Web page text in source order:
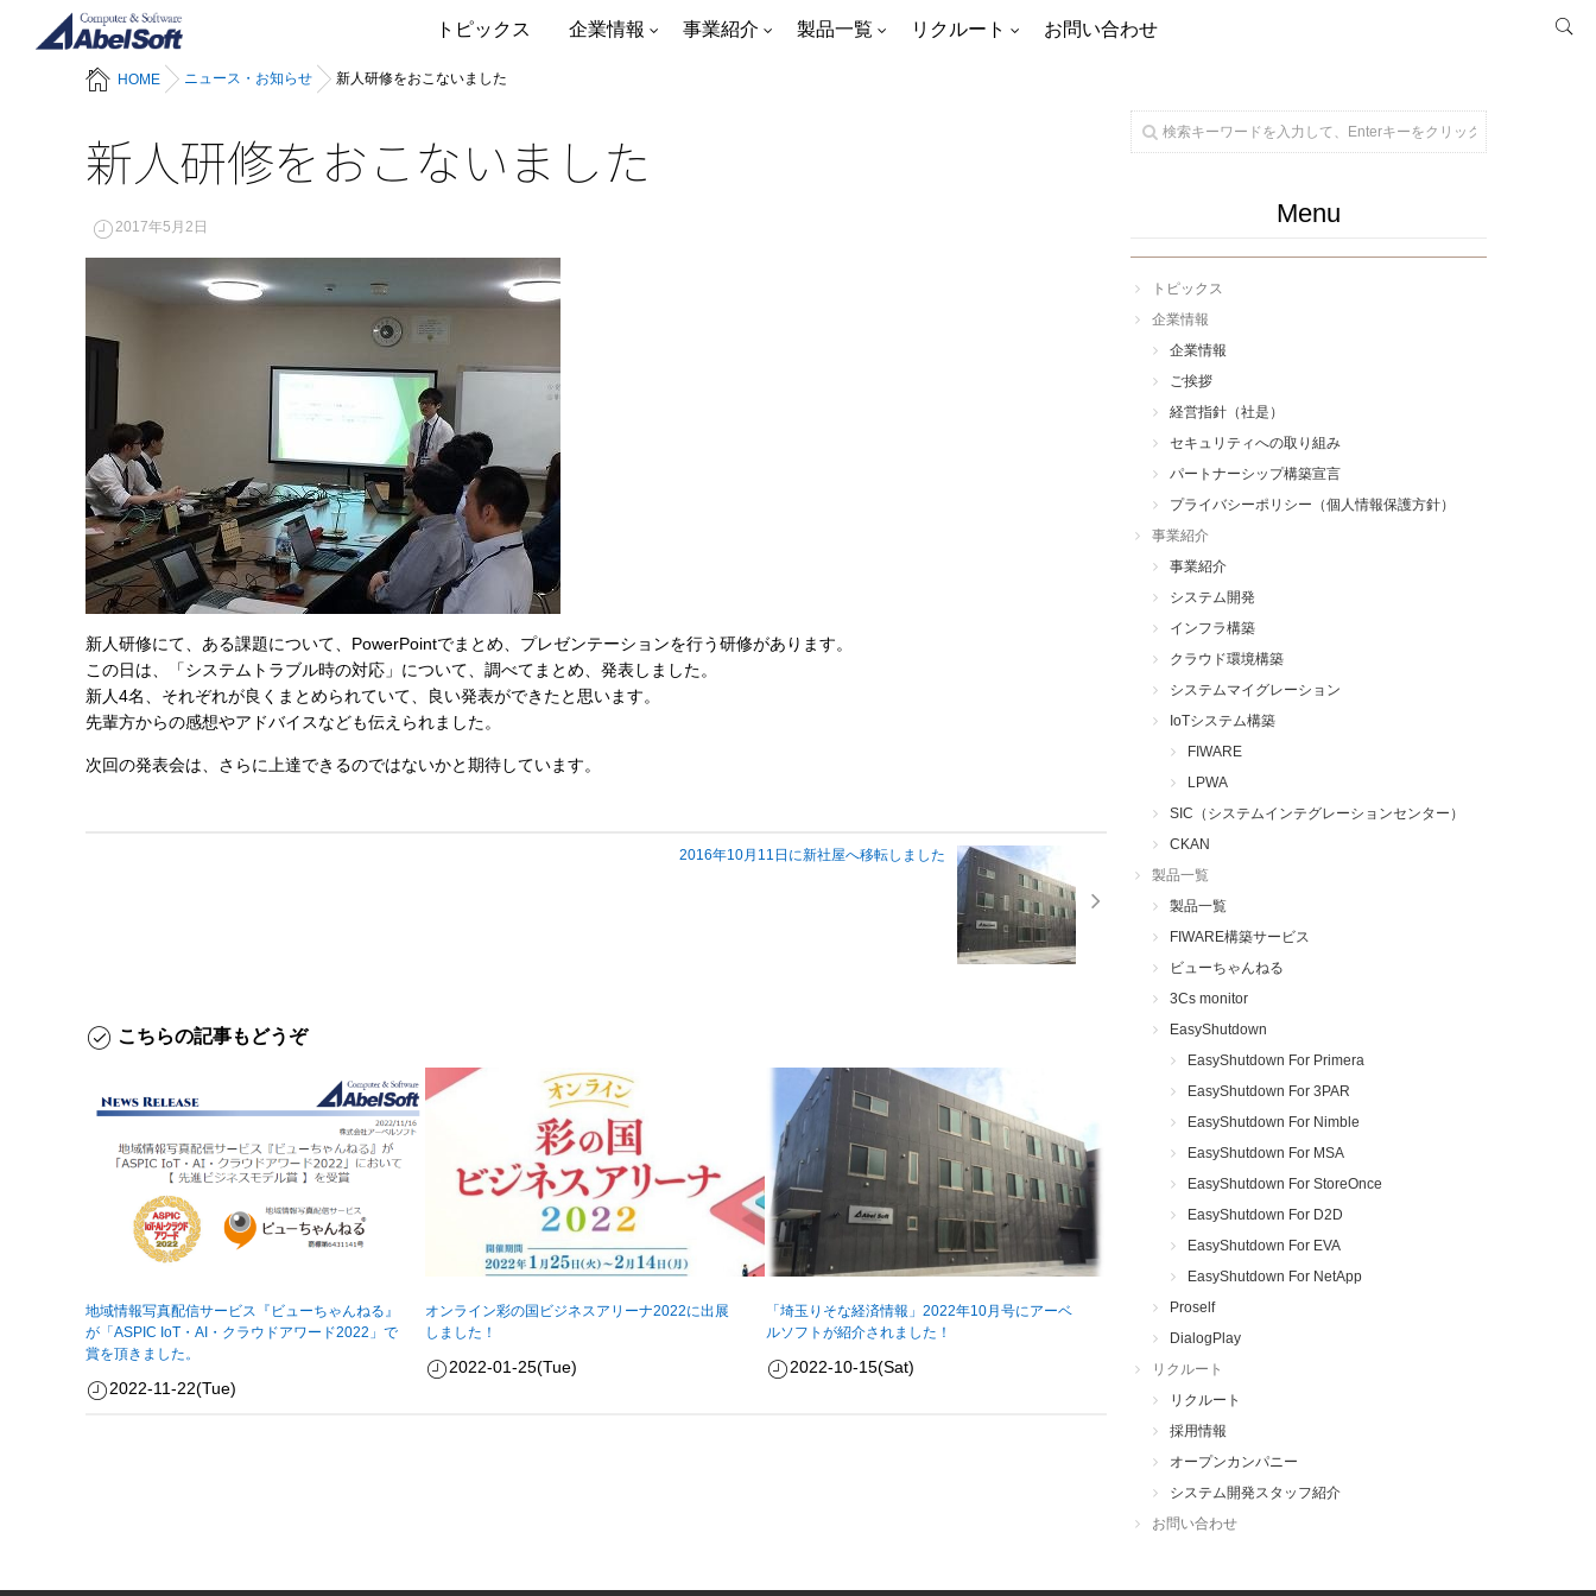
トピックス 企業情報 事業紹介 製品一覧 リクルート お問い合わせ
HOME ニュース・お知らせ 新人研修をおこないました
新人研修をおこないました
2017年5月2日
新人研修にて、ある課題について、PowerPointでまとめ、プレゼンテーションを行う研修があります。
この日は、「システムトラブル時の対応」について、調べてまとめ、発表しました。
新人4名、それぞれが良くまとめられていて、良い発表ができたと思います。
先輩方からの感想やアドバイスなども伝えられました。
次回の発表会は、さらに上達できるのではないかと期待しています。
2016年10月11日に新社屋へ移転しました
こちらの記事もどうぞ
地域情報写真配信サービス『ビューちゃんねる』
が「ASPIC IoT・AI・クラウドアワード2022」で
賞を頂きました。
2022-11-22(Tue)
オンライン彩の国ビジネスアリーナ2022に出展
しました！
2022-01-25(Tue)
「埼玉りそな経済情報」2022年10月号にアーベ
ルソフトが紹介されました！
2022-10-15(Sat)
Menu
トピックス
企業情報
企業情報
ご挨拶
経営指針（社是）
セキュリティへの取り組み
パートナーシップ構築宣言
プライバシーポリシー（個人情報保護方針）
事業紹介
事業紹介
システム開発
インフラ構築
クラウド環境構築
システムマイグレーション
IoTシステム構築
FIWARE
LPWA
SIC（システムインテグレーションセンター）
CKAN
製品一覧
製品一覧
FIWARE構築サービス
ビューちゃんねる
3Cs monitor
EasyShutdown
EasyShutdown For Primera
EasyShutdown For 3PAR
EasyShutdown For Nimble
EasyShutdown For MSA
EasyShutdown For StoreOnce
EasyShutdown For D2D
EasyShutdown For EVA
EasyShutdown For NetApp
Proself
DialogPlay
リクルート
リクルート
採用情報
オープンカンパニー
システム開発スタッフ紹介
お問い合わせ